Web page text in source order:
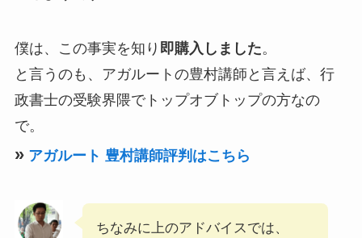
僕は、この事実を知り 即購入しました。
と言うのも、アガルートの豊村講師と言えば、行
政書士の受験界隈でトップオブトップの方なの
で。
» アガルート 豊村講師評判はこちら
ちなみに上のアドバイスでは、